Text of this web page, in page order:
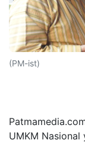
(PM-ist)
UMKM